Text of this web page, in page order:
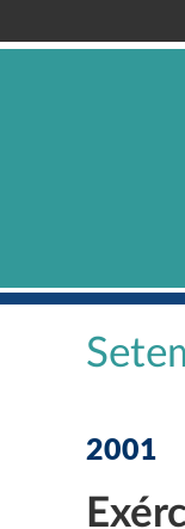
2001